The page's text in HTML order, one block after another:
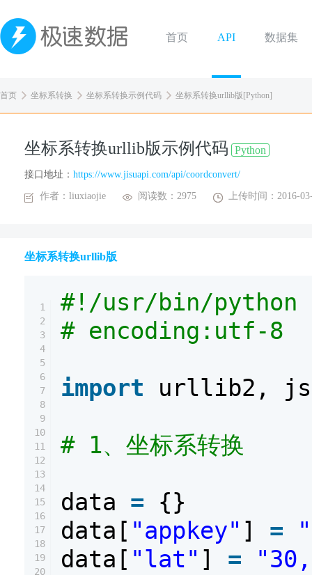
首页 API 数据集
首页 坐标系转换 坐标系转换示例代码 坐标系转换urllib版[Python]
坐标系转换urllib版示例代码 Python
接口地址： https://www.jisuapi.com/api/coordconvert/
作者：liuxiaojie 阅读数：2975 上传时间：2016-
坐标系转换urllib版
1
2
3
4
5
6
7
8
9
10
11
12
13
14
15
16
17
18
19
20
#!/usr/bin/python
# encoding:utf-8
import urllib2,
# 1、坐标系转换
data = {}
data[ "appkey" ] =
data[ "lat" ] =